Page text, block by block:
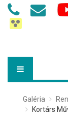
Galéria
Kortárs